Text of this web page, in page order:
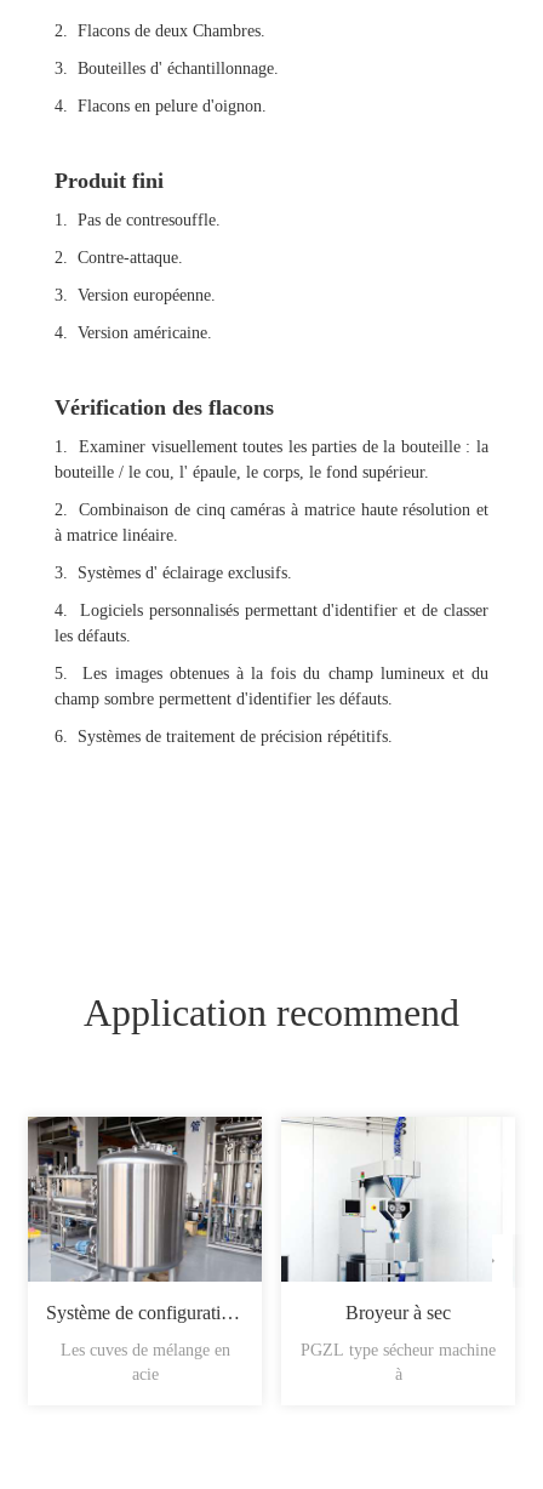
2. Flacons de deux Chambres.
3. Bouteilles d' échantillonnage.
4. Flacons en pelure d'oignon.
Produit fini
1. Pas de contresouffle.
2. Contre-attaque.
3. Version européenne.
4. Version américaine.
Vérification des flacons
1. Examiner visuellement toutes les parties de la bouteille : la
bouteille / le cou, l' épaule, le corps, le fond supérieur.
2. Combinaison de cinq caméras à matrice haute résolution et
à matrice linéaire.
3. Systèmes d' éclairage exclusifs.
4. Logiciels personnalisés permettant d'identifier et de classer
les défauts.
5. Les images obtenues à la fois du champ lumineux et du
champ sombre permettent d'identifier les défauts.
6. Systèmes de traitement de précision répétitifs.
Application recommend
Système de configuration du sirop
Les cuves de mélange en
acie
Broyeur à sec
PGZL type sécheur machine
à